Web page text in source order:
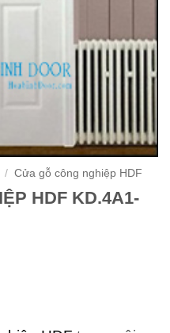
/ Cửa gỗ công nghiệp HDF
HDF KD.4A1-